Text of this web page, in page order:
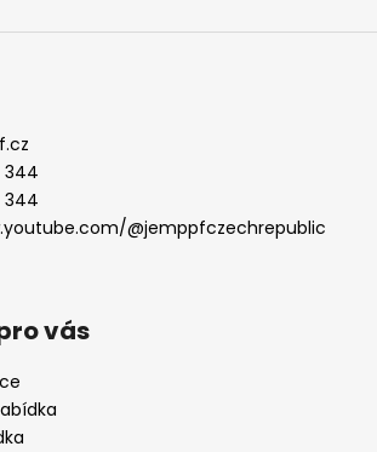
344
344
@jemppfczechrepublic
vás